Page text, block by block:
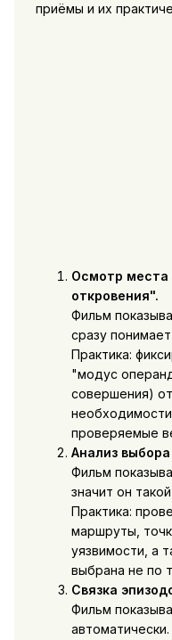
приёмы и их
Осмотр места
откровения".
Фильм
сразу
Практика:
"модус
совершения)
проверяемые
Анализ
Фильм
значит он
Практика:
маршруты,
уязвимости, а
выбрана не по
Связка
Фильм
автоматически.